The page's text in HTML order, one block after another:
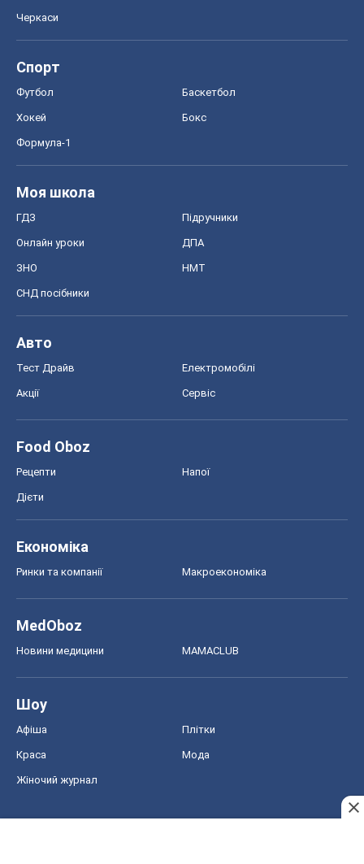
Черкаси
Спорт
Футбол Баскетбол
Хокей Бокс
Формула-1
Моя школа
ГДЗ Підручники
Онлайн уроки ДПА
ЗНО НМТ
СНД посібники
Авто
Тест Драйв Електромобілі
Акції Сервіс
Food Oboz
Рецепти Напої
Дієти
Економіка
Ринки та компанії Макроекономіка
MedOboz
Новини медицини MAMACLUB
Шоу
Афіша Плітки
Краса Мода
Жіночий журнал